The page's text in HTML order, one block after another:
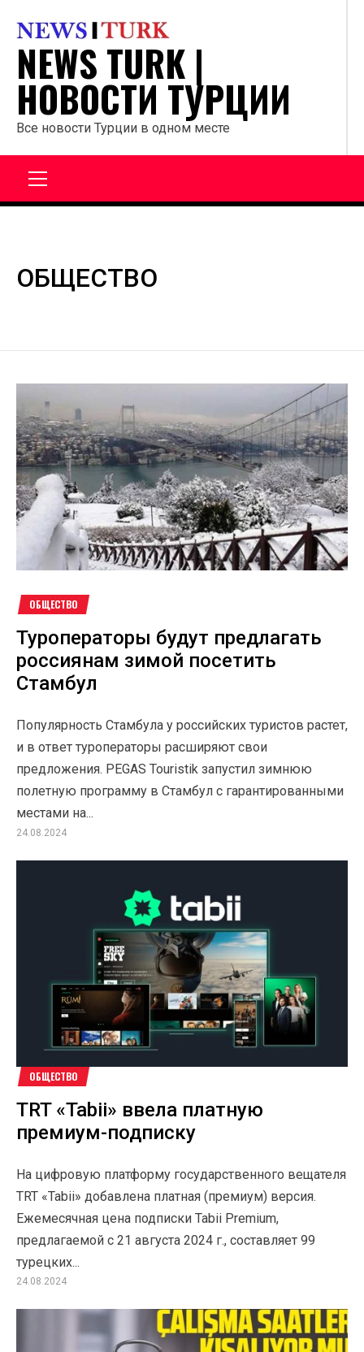
содержанию
NEWS TURK |
НОВОСТИ ТУРЦИИ
Все новости Турции в одном месте
ОБЩЕСТВО
ОБЩЕСТВО
Туроператоры будут предлагать
россиянам зимой посетить
Стамбул
Популярность Стамбула у российских туристов растет,
и в ответ туроператоры расширяют свои
предложения. PEGAS Touristik запустил зимнюю
полетную программу в Стамбул с гарантированными
местами на...
24.08.2024
ОБЩЕСТВО
TRT «Tabii» ввела платную
премиум-подписку
На цифровую платформу государственного вещателя
TRT «Tabii» добавлена ​​платная (премиум) версия.
Ежемесячная цена подписки Tabii Premium,
предлагаемой с 21 августа 2024 г., составляет 99
турецких...
24.08.2024